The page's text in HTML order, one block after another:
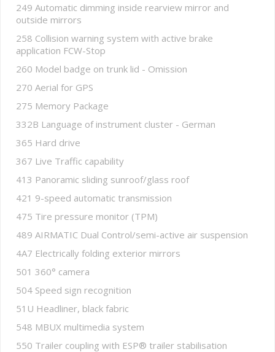
249 Automatic dimming inside rearview mirror and
outside mirrors
258 Collision warning system with active brake
application FCW-Stop
260 Model badge on trunk lid - Omission
270 Aerial for GPS
275 Memory Package
332B Language of instrument cluster - German
365 Hard drive
367 Live Traffic capability
413 Panoramic sliding sunroof/glass roof
421 9-speed automatic transmission
475 Tire pressure monitor (TPM)
489 AIRMATIC Dual Control/semi-active air suspension
4A7 Electrically folding exterior mirrors
501 360° camera
504 Speed sign recognition
51U Headliner, black fabric
548 MBUX multimedia system
550 Trailer coupling with ESP® trailer stabilisation